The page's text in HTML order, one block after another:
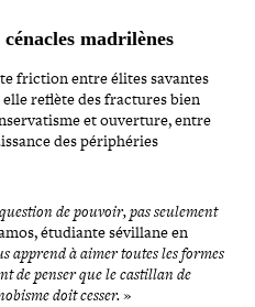
madrilènes
friction entre élites savantes
reflète des fractures bien
et ouverture, entre
des péri­phé­ries
de pouvoir, pas seulement
étudiante sévillane en
apprend à aimer toutes les formes
de penser que le castillan de
doit cesser.»